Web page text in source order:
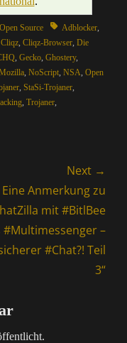
Open Source TagsAdblocker,
Cliqz, Cliqz-Browser, Die
, Gecko, Ghostery,
, NoScript, NSA, Open
, StaSi-Trojaner,
, Trojaner,
Next →
Eine Anmerkung zu
mit #BitlBee
#Multimessenger –
#Chat?! Teil
3“